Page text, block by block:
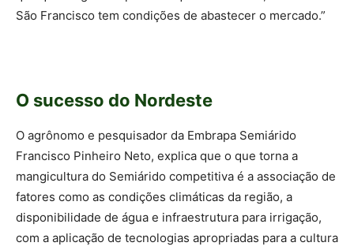
São Francisco tem condições de abastecer o mercado.”
O sucesso do Nordeste
O agrônomo e pesquisador da Embrapa Semiárido
Francisco Pinheiro Neto, explica que o que torna a
mangicultura do Semiárido competitiva é a associação de
fatores como as condições climáticas da região, a
disponibilidade de água e infraestrutura para irrigação,
com a aplicação de tecnologias apropriadas para a cultura